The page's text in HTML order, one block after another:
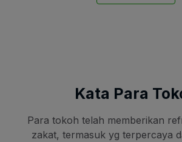
Kata Para
Para tokoh telah memberikan
zakat, termasuk yg terpercaya